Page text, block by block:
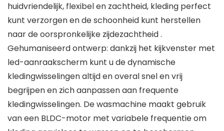
huidvriendelijk, flexibel en zachtheid, kleding perfect
kunt verzorgen en de schoonheid kunt herstellen
naar de oorspronkelijke zijdezachtheid .
Gehumaniseerd ontwerp: dankzij het kijkvenster met
led-aanraakscherm kunt u de dynamische
kledingwisselingen altijd en overal snel en vrij
begrijpen en zich aanpassen aan frequente
kledingwisselingen. De wasmachine maakt gebruik
van een BLDC-motor met variabele frequentie om